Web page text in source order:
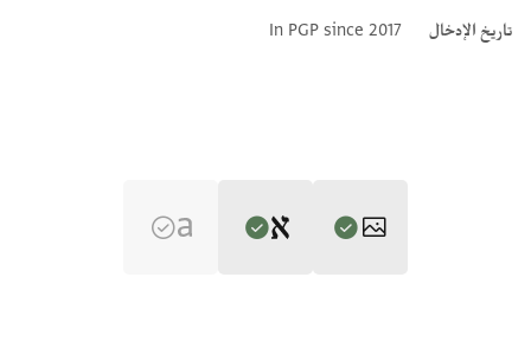
تاريخ الإدخال
In PGP since 2017